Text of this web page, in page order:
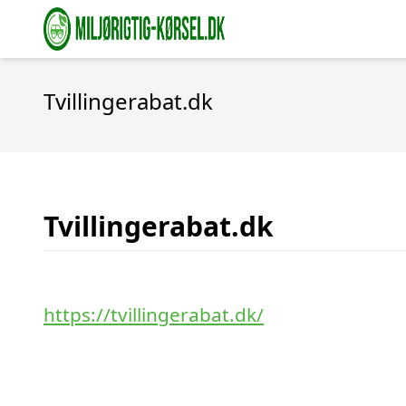
Tvillingerabat.dk
Tvillingerabat.dk
https://tvillingerabat.dk/